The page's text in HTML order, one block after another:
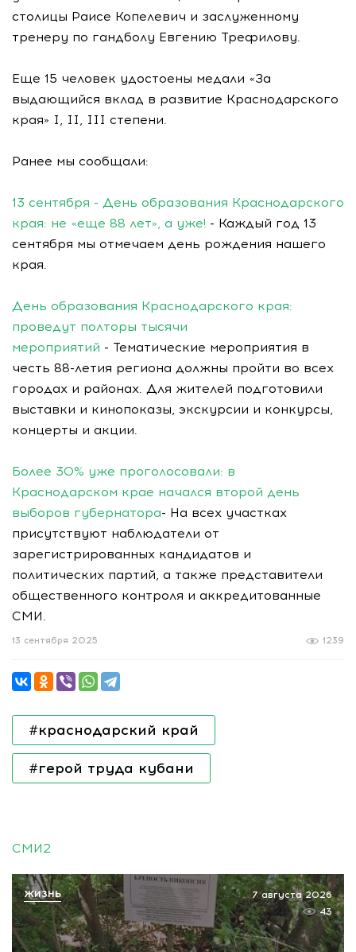
столицы Раисе Копелевич и заслуженному
тренеру по гандболу Евгению Трефилову.
Еще 15 человек удостоены медали «За
выдающийся вклад в развитие Краснодарского
края» I, II, III степени.
Ранее мы сообщали:
13 сентября - День образования Краснодарского
края: не «еще 88 лет», а уже! - Каждый год 13
сентября мы отмечаем день рождения нашего
края.
День образования Краснодарского края:
проведут полторы тысячи
мероприятий - Тематические мероприятия в
честь 88-летия региона должны пройти во всех
городах и районах. Для жителей подготовили
выставки и кинопоказы, экскурсии и конкурсы,
концерты и акции.
Более 30% уже проголосовали: в
Краснодарском крае начался второй день
выборов губернатора- На всех участках
присутствуют наблюдатели от
зарегистрированных кандидатов и
политических партий, а также представители
общественного контроля и аккредитованные
СМИ.
1239
13 сентября 2025
#краснодарский край
#герой труда кубани
СМИ2
7 августа 2026
43
ЖИЗНЬ